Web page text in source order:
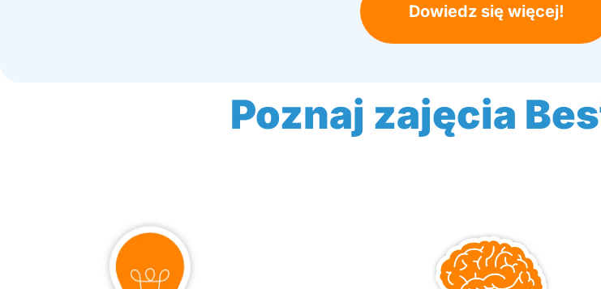
Dowiedz się więcej!
Poznaj zajęcia